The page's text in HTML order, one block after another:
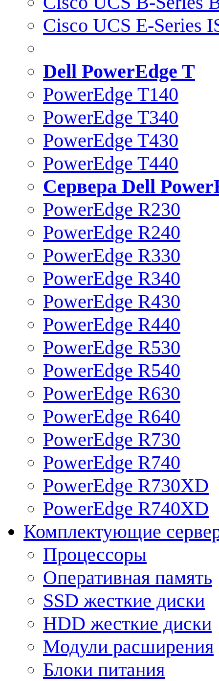
Cisco UCS E-Series
Dell PowerEdge T
PowerEdge T140
PowerEdge T340
PowerEdge T430
PowerEdge T440
Сервера Dell
PowerEdge R230
PowerEdge R240
PowerEdge R330
PowerEdge R340
PowerEdge R430
PowerEdge R440
PowerEdge R530
PowerEdge R540
PowerEdge R630
PowerEdge R640
PowerEdge R730
PowerEdge R740
PowerEdge R730XD
PowerEdge R740XD
Комплектующие
Процессоры
Оперативная память
SSD жесткие диски
HDD жесткие диски
Модули расширения
Блоки питания